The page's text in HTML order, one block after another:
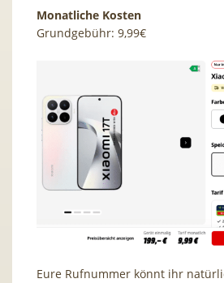
Monatliche Kosten
Grundgebühr: 9,99€
Eure Rufnummer könnt ihr